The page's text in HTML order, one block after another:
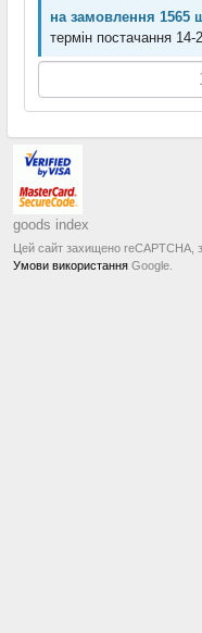
на замовлення 1565
термін постачання 14-
goods index
Цей сайт захищено reCAPTCHA,
Умови використання Google.